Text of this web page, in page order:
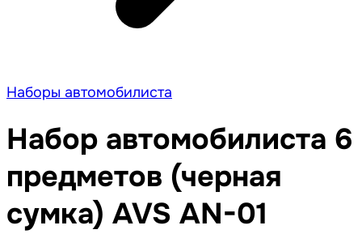
Наборы автомобилиста
Набор автомобилиста 6
предметов (черная
сумка) AVS AN-01